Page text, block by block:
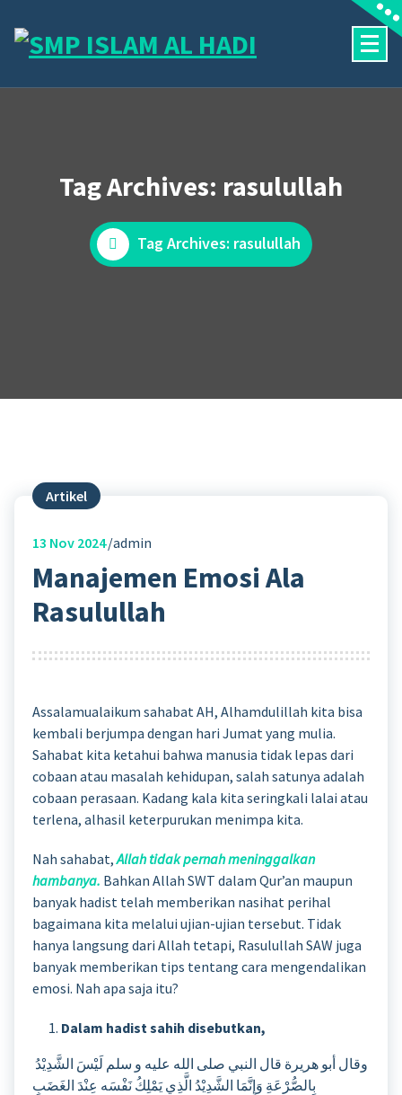
content
Tag Archives: rasulullah
Tag Archives: rasulullah
Artikel
13 Nov 2024 admin
Manajemen Emosi Ala
Rasulullah
Assalamualaikum sahabat AH, Alhamdulillah kita bisa
kembali berjumpa dengan hari Jumat yang mulia.
Sahabat kita ketahui bahwa manusia tidak lepas dari
cobaan atau masalah kehidupan, salah satunya adalah
cobaan perasaan. Kadang kala kita seringkali lalai atau
terlena, alhasil keterpurukan menimpa kita.
Nah sahabat,Allah tidak pernah meninggalkan
hambanya. Bahkan Allah SWT dalam Qur’an maupun
banyak hadist telah memberikan nasihat perihal
bagaimana kita melalui ujian-ujian tersebut. Tidak
hanya langsung dari Allah tetapi, Rasulullah SAW juga
banyak memberikan tips tentang cara mengendalikan
emosi. Nah apa saja itu?
Dalam hadist sahih disebutkan,
بِالصُّرْعَةِ وَإِنَّمَا الشَّدِيْدُ الَّذِي يَمْلِكُ نَفْسَه عِنْدَ الغَضَبِ